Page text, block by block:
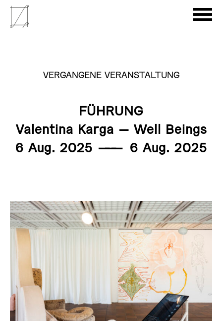
VERGANGENE VERANSTALTUNG
FÜHRUNG
Valentina Karga – Well Beings
6 Aug. 2025 ——— 6 Aug. 2025